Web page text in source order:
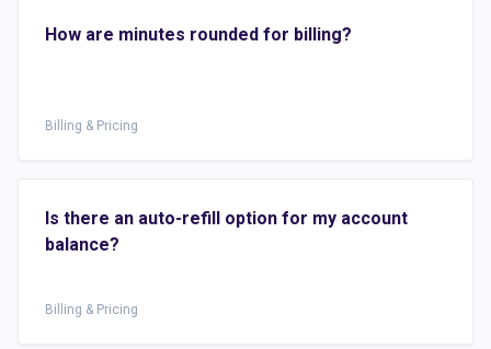
How are minutes rounded for billing?
Billing & Pricing
Is there an auto-refill option for my account
balance?
Billing & Pricing